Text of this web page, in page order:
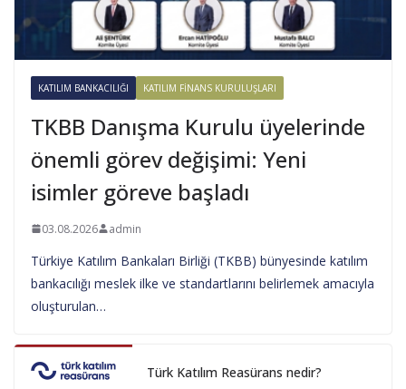
KATILIM BANKACILIĞI KATILIM FINANS KURULUŞLARI
TKBB Danışma Kurulu üyelerinde
önemli görev değişimi: Yeni
isimler göreve başladı
03.08.2026 admin
Türkiye Katılım Bankaları Birliği (TKBB) bünyesinde katılım
bankacılığı meslek ilke ve standartlarını belirlemek amacıyla
oluşturulan…
Türk Katılım Reasürans nedir?